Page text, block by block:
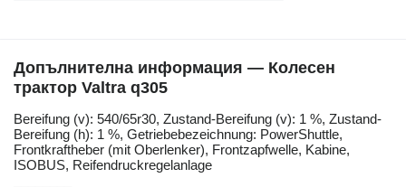
Допълнителна информация — Колесен
трактор Valtra q305
Bereifung ​​​​​​​​​‌‌​​​​‌​​​​​​​​​‌‌‌​‌​‌​​​​​​​​​‌‌‌​‌​​​​​​​​​​​‌‌​‌‌‌‌​​​​​​​​​‌‌​‌‌​​​​​​​​​​​‌‌​‌​​‌​​​​​​​​​‌‌​‌‌‌​​​​​​​​​​‌‌​​‌​‌(v): 540/65r30, Zustand-Bereifung (v): 1 %, Zustand-
Bereifung (h): 1 %, Getriebebezeichnung: PowerShuttle,
Frontkraftheber (mit Oberlenker), Frontzapfwelle, Kabine,
ISOBUS, Reifendruckregelanlage